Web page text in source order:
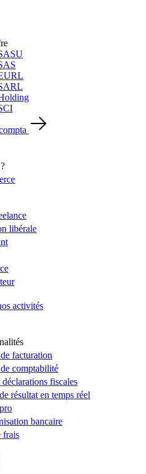
libérale
activités
facturation
comptabilité
fiscales
résultat en temps réel
bancaire
frais